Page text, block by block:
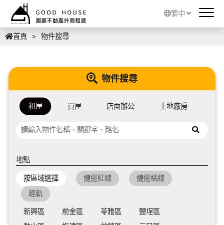
繁中
首頁 物件搜尋
物件搜尋
租屋 買屋 店面辦公 土地廠房
地點
按區域選擇 捷運紅線
捷運橘線
輕軌
新興區 前金區 苓雅區
鹽埕區